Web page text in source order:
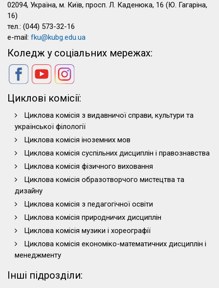
02094, Україна, м. Київ, просп. Л. Каденюка, 16 (Ю. Гагаріна,
16)
тел.: (044) 573-32-16
e-mail: fku@kubg.edu.ua
Коледж у соціальних мережах:
Циклові комісії:
Циклова комісія з видавничої справи, культури та
української філології
Циклова комісія іноземних мов
Циклова комісія суспільних дисциплін і правознавства
Циклова комісія фізичного виховання
Циклова комісія образотворчого мистецтва та
дизайну
Циклова комісія з педагогічної освіти
Циклова комісія природничих дисциплін
Циклова комісія музики і хореографії
Циклова комісія економіко-математичних дисциплін і
менеджменту
Інші підрозділи: